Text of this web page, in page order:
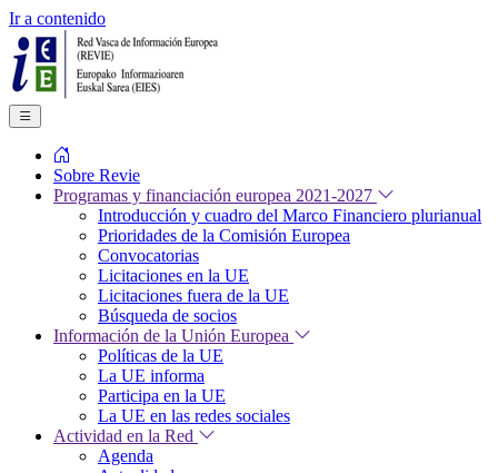
Ir a contenido
Sobre Revie
Programas y financiación europea 2021-2027
Introducción y cuadro del Marco Financiero plurianual
Prioridades de la Comisión Europea
Convocatorias
Licitaciones en la UE
Licitaciones fuera de la UE
Búsqueda de socios
Información de la Unión Europea
Políticas de la UE
La UE informa
Participa en la UE
La UE en las redes sociales
Actividad en la Red
Agenda